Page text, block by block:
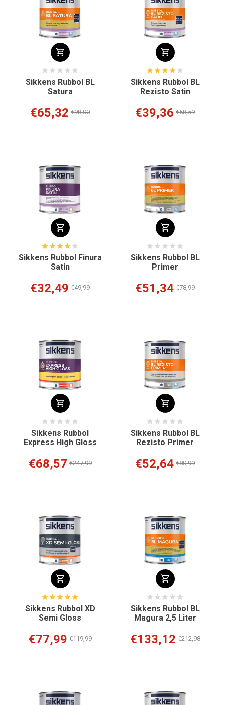
Sikkens Rubbol BL
Satura
€65,32 €98,00
Sikkens Rubbol BL
Rezisto Satin
€39,36 €58,59
Sikkens Rubbol Finura
Satin
€32,49 €49,99
Sikkens Rubbol BL
Primer
€51,34 €78,99
Sikkens Rubbol
Express High Gloss
€68,57 €247,99
Sikkens Rubbol BL
Rezisto Primer
€52,64 €80,99
Sikkens Rubbol XD
Semi Gloss
€77,99 €119,99
Sikkens Rubbol BL
Magura 2,5 Liter
€133,12 €212,98